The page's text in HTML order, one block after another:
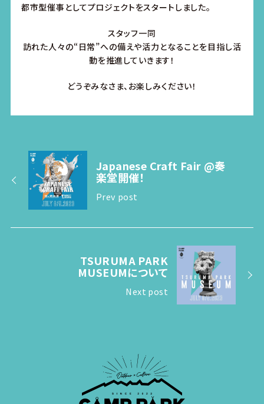
都市型催事としてプロジェクトをスタートしました。
スタッフ一同
訪れた人々の“ 日常”への備えや活力となることを目指し活
動を推進していきます！
どうぞみなさま、お楽しみください！
Japanese Craft Fair @奏
楽堂開催！
Prev post
TSURUMA PARK
MUSEUMについて
Next post